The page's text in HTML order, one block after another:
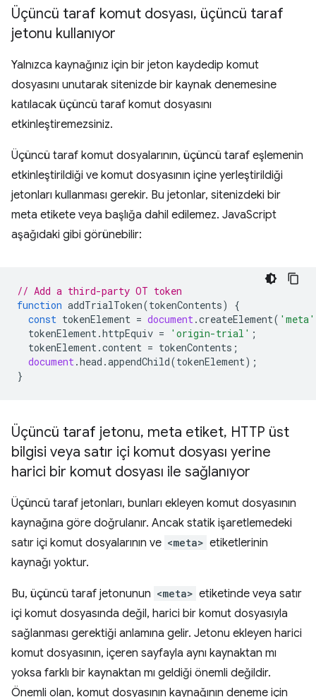
Üçüncü taraf komut dosyası, üçüncü taraf
jetonu kullanıyor
Yalnızca kaynağınız için bir jeton kaydedip komut
dosyasını unutarak sitenizde bir kaynak denemesine
katılacak üçüncü taraf komut dosyasını
etkinleştiremezsiniz.
Üçüncü taraf komut dosyalarının, üçüncü taraf eşlemenin
etkinleştirildiği ve komut dosyasının içine yerleştirildiği
jetonları kullanması gerekir. Bu jetonlar, sitenizdeki bir
meta etikete veya başlığa dahil edilemez. JavaScript
aşağıdaki gibi görünebilir:
// Add a third-party OT token
function addTrialToken(tokenContents)
{
const tokenElement = document.createElement( 'meta'
tokenElement.httpEquiv = 'origin-trial' ;
tokenElement.content = tokenContents ;
document.head .appendChild(tokenElement);
}
Üçüncü taraf jetonu, meta etiket, HTTP üst
bilgisi veya satır içi komut dosyası yerine
harici bir komut dosyası ile sağlanıyor
Üçüncü taraf jetonları, bunları ekleyen komut dosyasının
kaynağına göre doğrulanır. Ancak statik işaretlemedeki
satır içi komut dosyalarının ve <meta> etiketlerinin
kaynağı yoktur.
Bu, üçüncü taraf jetonunun <meta> etiketinde veya satır
içi komut dosyasında değil, harici bir komut dosyasıyla
sağlanması gerektiği anlamına gelir. Jetonu ekleyen harici
komut dosyasının, içeren sayfayla aynı kaynaktan mı
yoksa farklı bir kaynaktan mı geldiği önemli değildir.
Önemli olan, komut dosyasının kaynağının deneme için